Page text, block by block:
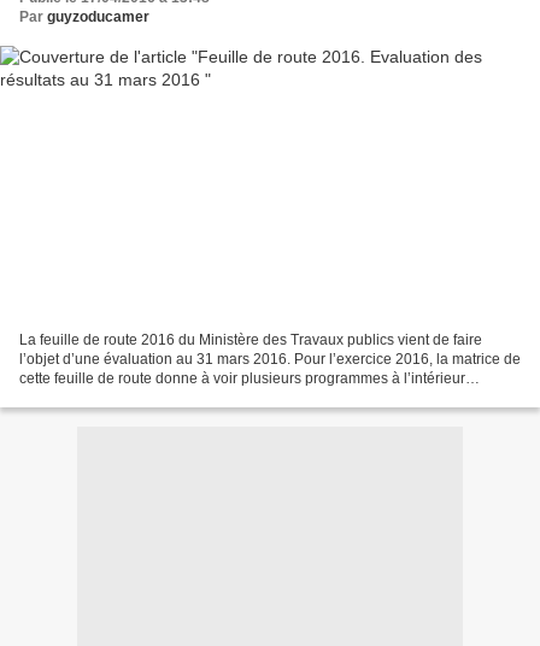
Par guyzoducamer
La feuille de route 2016 du Ministère des Travaux publics vient de faire
l’objet d’une évaluation au 31 mars 2016. Pour l’exercice 2016, la matrice de
cette feuille de route donne à voir plusieurs programmes à l’intérieur